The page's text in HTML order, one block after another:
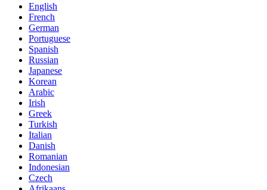
English
French
German
Portuguese
Spanish
Russian
Japanese
Korean
Arabic
Irish
Greek
Turkish
Italian
Danish
Romanian
Indonesian
Czech